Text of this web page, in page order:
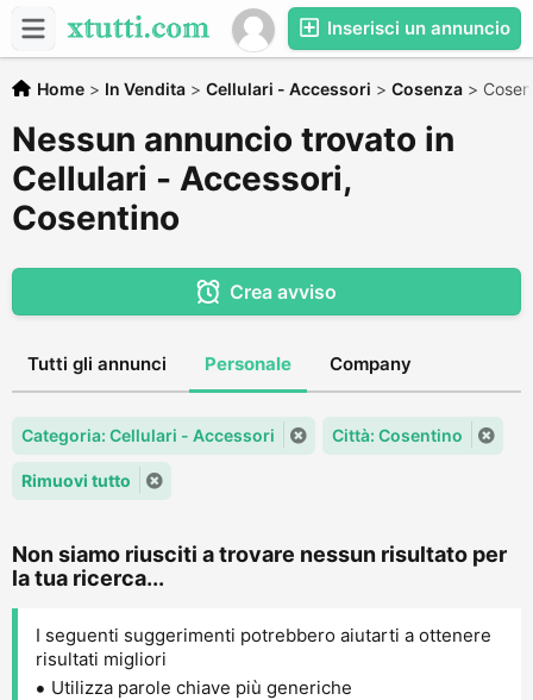
Inserisci un annuncio
Home > In Vendita > Cellulari - Accessori > Cosenza >
Nessun annuncio trovato in
Cellulari - Accessori,
Cosentino
Crea avviso
Tutti gli annunci Personale Company
Categoria: Cellulari - Accessori Città: Cosentino
Rimuovi tutto
Non siamo riusciti a trovare nessun risultato per
la tua ricerca...
I seguenti suggerimenti potrebbero aiutarti a ottenere
risultati migliori
Utilizza parole chiave più generiche